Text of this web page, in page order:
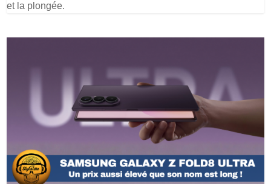
et la plongée.